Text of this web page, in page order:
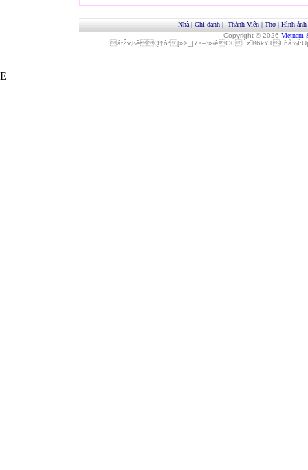
Nhà | Ghi danh | Thành Viên | Thơ| Hình ảnh
Copyright © 2026 Vietnam
áfŽv‚ßêQ†ôª[»>_|7×–²»‹èÓ0
E